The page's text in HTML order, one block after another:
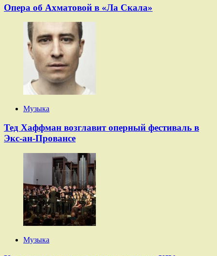
Опера об Ахматовой в «Ла Скала»
Музыка
Тед Хаффман возглавит оперный фестиваль в
Экс-ан-Провансе
Музыка